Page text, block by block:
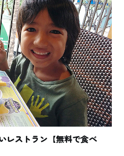
レストラン【無料で食べ